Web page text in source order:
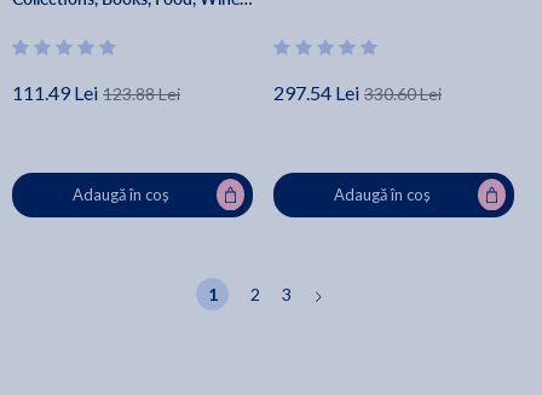
111.49 Lei 123.88 Lei
Adaugă în coș
297.54 Lei 330.60 Lei
Adaugă în coș
1 2 3